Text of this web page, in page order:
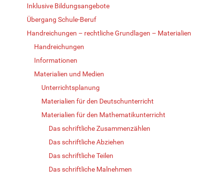
Inklusive Bildungsangebote
Übergang Schule-Beruf
Handreichungen – rechtliche Grundlagen – Materialien
Handreichungen
Informationen
Materialien und Medien
Unterrichtsplanung
Materialien für den Deutschunterricht
Materialien für den Mathematikunterricht
Das schriftliche Zusammenzählen
Das schriftliche Abziehen
Das schriftliche Teilen
Das schriftliche Malnehmen